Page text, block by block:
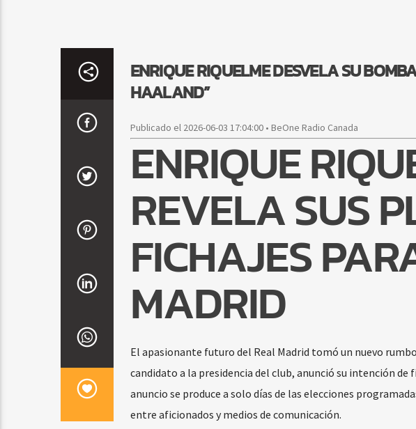
ENRIQUE RIQUELME DESVELA SU
HAALAND”
Publicado el 2026-06-03 17:04:00 • BeOne Radio Canada
ENRIQUE
REVELA SUS
FICHAJES
MADRID
El apasionante futuro del Real Madrid tomó un nuevo
candidato a la presidencia del club, anunció su intención
anuncio se produce a solo días de las elecciones
entre aficionados y medios de comunicación.